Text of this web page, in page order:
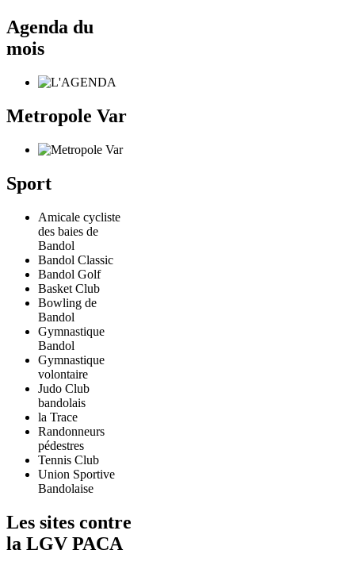
Agenda du
mois
Metropole Var
Sport
Amicale cycliste
des baies de
Bandol
Bandol Classic
Bandol Golf
Basket Club
Bowling de
Bandol
Gymnastique
Bandol
Gymnastique
volontaire
Judo Club
bandolais
la Trace
Randonneurs
pédestres
Tennis Club
Union Sportive
Bandolaise
Les sites contre
la LGV PACA